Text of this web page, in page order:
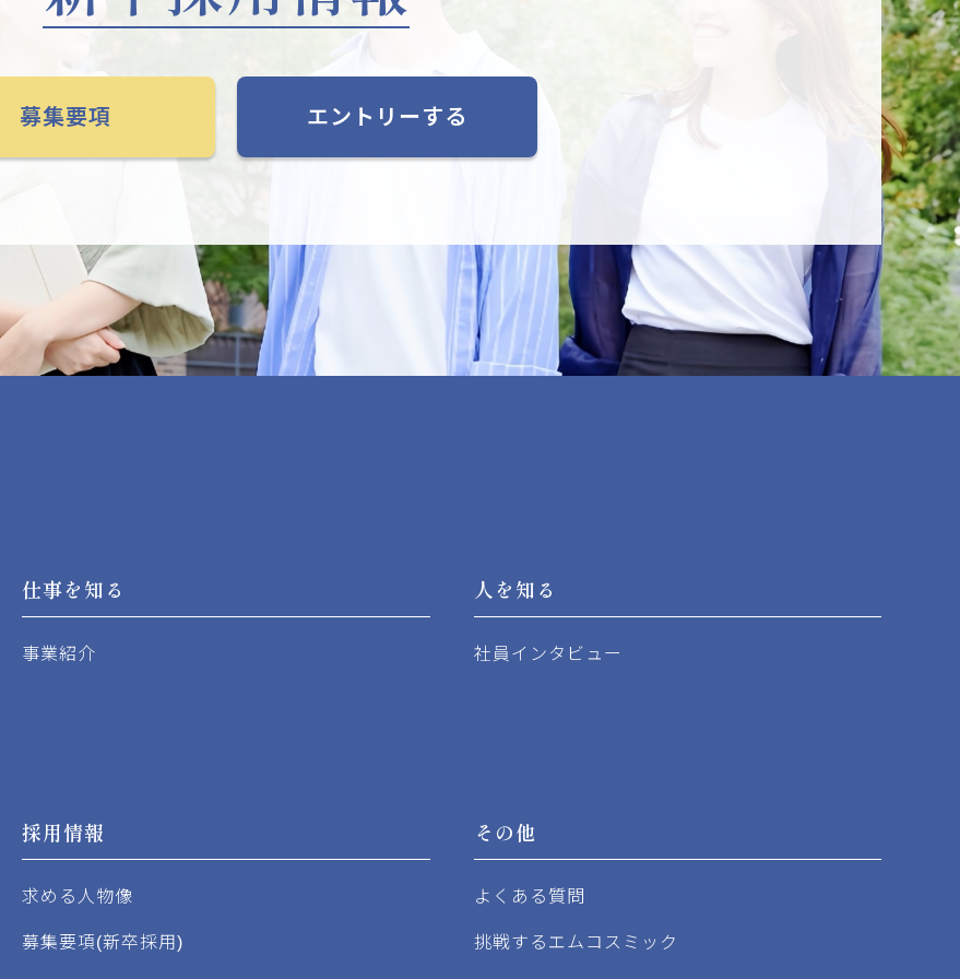
募集要項 エントリーする
仕事を知る
事業紹介
人を知る
社員インタビュー
採用情報
求める人物像
募集要項(新卒採用)
その他
よくある質問
挑戦するエムコスミック